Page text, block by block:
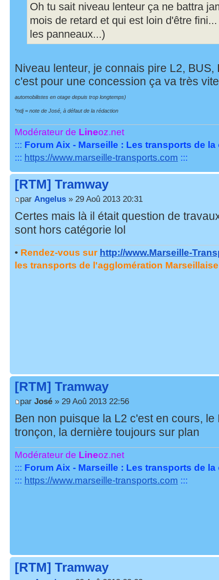
Oh tu sait niveau lenteur ça ne battra
mois de retard et qui est loin d'être
les panneaux...)
Niveau lenteur, je connais pire L2, BUS,
c'est pour une concession ça va très
automobilistes en otage depuis trop longtemps)
*ndj = note de José, à défaut de la rédaction
Modérateur de Lineoz.net
::: Forum Aix - Marseille : Les transports de
::: https://www.marseille-transports.com :::
[RTM] Tramway
par Angelus » 29 Aoû 2013 20:31
Certes mais là il était question de
sont hors catégorie lol
• Rendez-vous sur http://www.Marseille-
les transports de l'agglomération
[RTM] Tramway
par José » 29 Aoû 2013 22:56
Ben non puisque la L2 c'est en cours,
tronçon, la dernière toujours sur plan
Modérateur de Lineoz.net
::: Forum Aix - Marseille : Les transports de
::: https://www.marseille-transports.com :::
[RTM] Tramway